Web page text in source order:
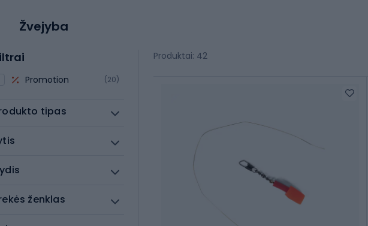
Žvejyba
Promotion (20)
tipas
ženklas
Produktai: 42